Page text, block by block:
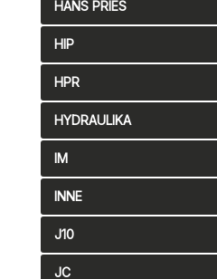
HANS PRIES
HIP
HPR
HYDRAULIKA
IM
INNE
J10
JC